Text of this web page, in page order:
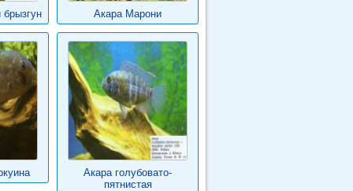
Акара Марони
Акара голубовато-
пятнистая